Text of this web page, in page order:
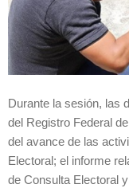
Durante la sesión, las
del Registro Federal
del avance de las
Electoral; el informe
de Consulta Electoral